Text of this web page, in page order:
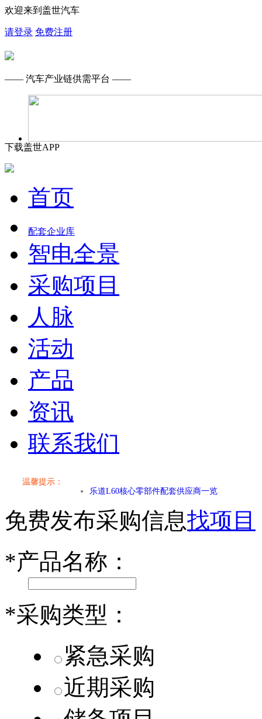
欢迎来到盖世汽车
请登录 免费注册
—— 汽车产业链供需平台 ——
下载盖世APP
首页
配套企业库
智电全景
采购项目
人脉
活动
产品
资讯
联系我们
温馨提示：
乐道L60核心零部件配套供应商一览
第二代 AION V核心零部件配套供应商一览
乐道L60核心零部件配套供应商一览
免费发布采购信息找项目
*产品名称：
*采购类型：
紧急采购
近期采购